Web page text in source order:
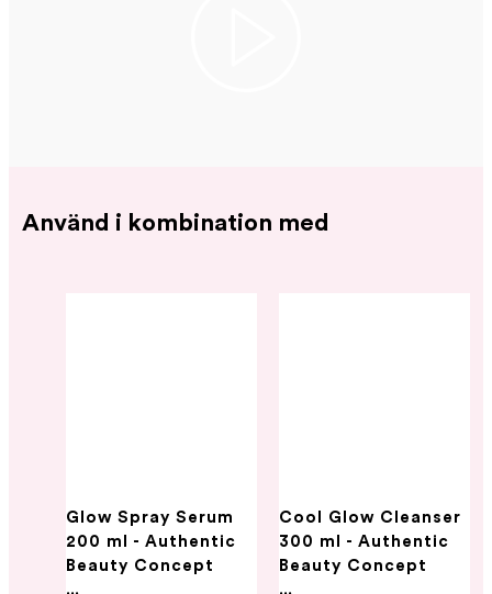
Använd i kombination med
Glow Spray Serum
200 ml - Authentic
Beauty Concept
...
Cool Glow Cleanser
300 ml - Authentic
Beauty Concept
...